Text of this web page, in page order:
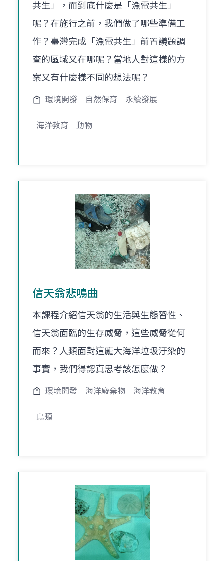
共生」，而到底什麼是「漁電共生」
呢？在施行之前，我們做了哪些準備工
作？臺灣完成「漁電共生」前置議題調
查的區域又在哪呢？當地人對這樣的方
案又有什麼樣不同的想法呢？
環境開發 自然保育 永續發展
海洋教育 動物
信天翁悲鳴曲
本課程介紹信天翁的生活與生態習性、
信天翁面臨的生存威脅，這些威脅從何
而來？人類面對這龐大海洋垃圾汙染的
事實，我們得認真思考該怎麼做？
環境開發 海洋廢棄物 海洋教育
鳥類